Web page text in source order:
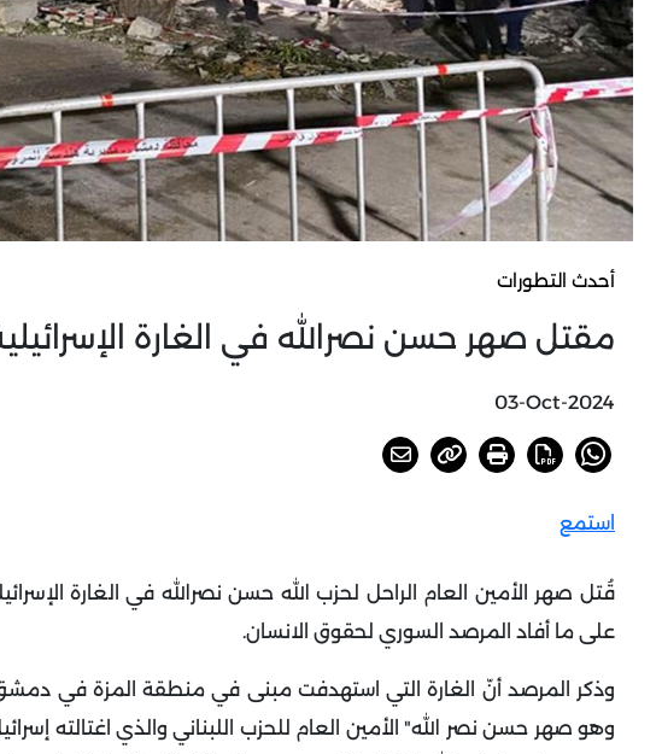
أحدث التطورات
مقتل صهر حسن نصرالله في الغارة
03-Oct-2024
استمع
قُتل صهر الأمين العام الراحل لحزب الله حسن نصرالله في الغارة
على ما أفاد المرصد السوري لحقوق الانسان.
وذكر المرصد أنّ الغارة التي استهدفت مبنى في منطقة المزة في
وهو صهر حسن نصر الله" الأمين العام للحزب اللبناني والذي اغتالته